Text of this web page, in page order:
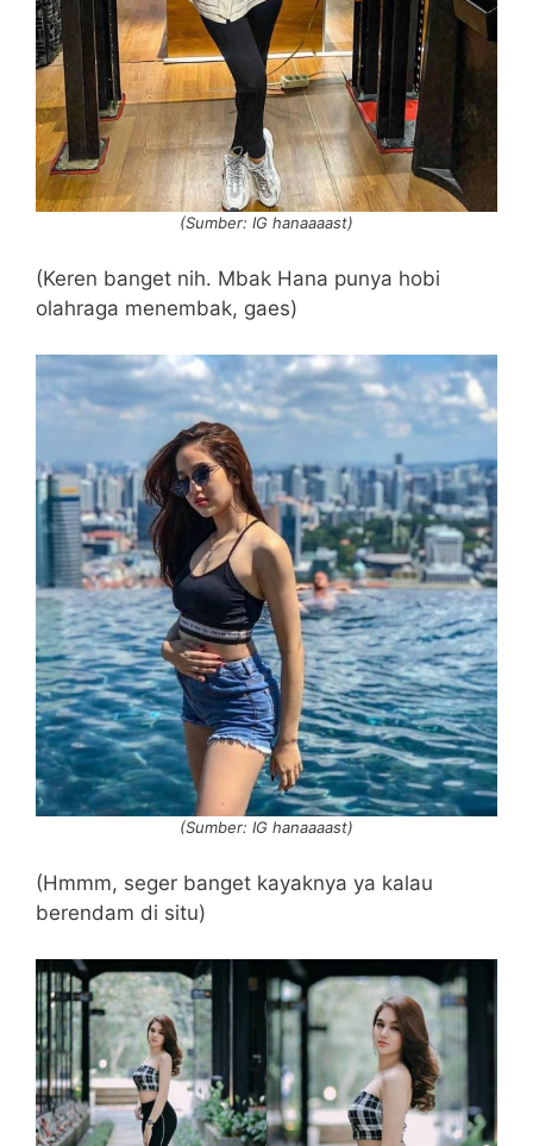
(Sumber: IG hanaaaast)
(Keren banget nih. Mbak Hana punya hobi
olahraga menembak, gaes)
(Sumber: IG hanaaaast)
(Hmmm, seger banget kayaknya ya kalau
berendam di situ)